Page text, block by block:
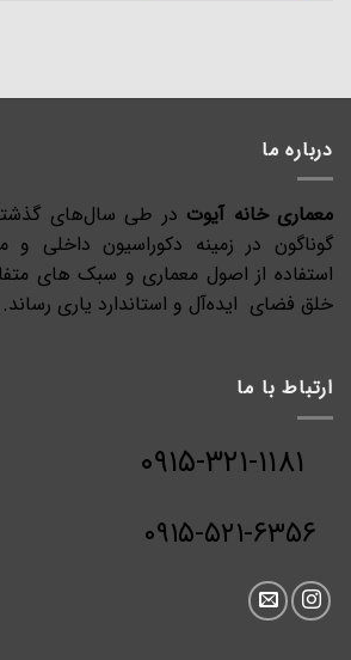
درباره ما
معماری خانه آیوت در طی سال‌های
گوناگون در زمینه دکوراسیون داخلی و
استفاده از اصول معماری و سبک های
خلق فضای ایده‌آل و استاندارد یاری رساند.
ارتباط با ما
۰۹۱۵-۵۲۱-۶۳۵۶